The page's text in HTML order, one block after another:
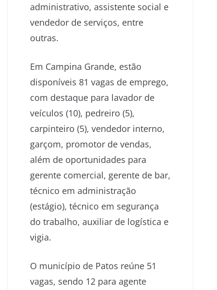
administrativo, assistente social e
vendedor de serviços, entre
outras.
Em Campina Grande, estão
disponíveis 81 vagas de emprego,
com destaque para lavador de
veículos (10), pedreiro (5),
carpinteiro (5), vendedor interno,
garçom, promotor de vendas,
além de oportunidades para
gerente comercial, gerente de bar,
técnico em administração
(estágio), técnico em segurança
do trabalho, auxiliar de logística e
vigia.
O município de Patos reúne 51
vagas, sendo 12 para agente